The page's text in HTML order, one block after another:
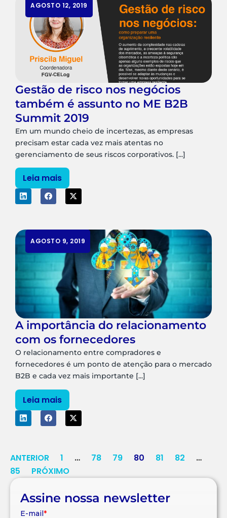
AGOSTO 12, 2019
Gestão de risco nos negócios
também é assunto no ME B2B
Summit 2019
Em um mundo cheio de incertezas, as empresas
precisam estar cada vez mais atentas no
gerenciamento de seus riscos corporativos. [...]
Leia mais
AGOSTO 9, 2019
A importância do relacionamento
com os fornecedores
O relacionamento entre compradores e
fornecedores é um ponto de atenção para o mercado
B2B e cada vez mais importante [...]
Leia mais
ANTERIOR 1 … 78 79 80 81 82
…
85
PRÓXIMO
Assine nossa newsletter